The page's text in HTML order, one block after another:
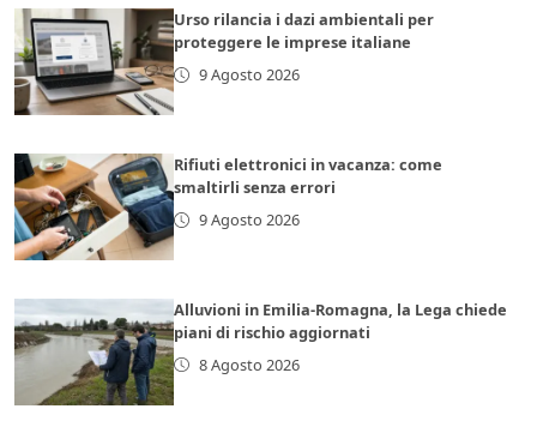
Urso rilancia i dazi ambientali per
proteggere le imprese italiane
9 Agosto 2026
Rifiuti elettronici in vacanza: come
smaltirli senza errori
9 Agosto 2026
Alluvioni in Emilia-Romagna, la Lega chiede
piani di rischio aggiornati
8 Agosto 2026